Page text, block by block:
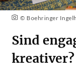
© Boehringer
Sind
kreativer?